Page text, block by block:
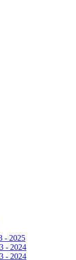
- 2025
- 2024
- 2024